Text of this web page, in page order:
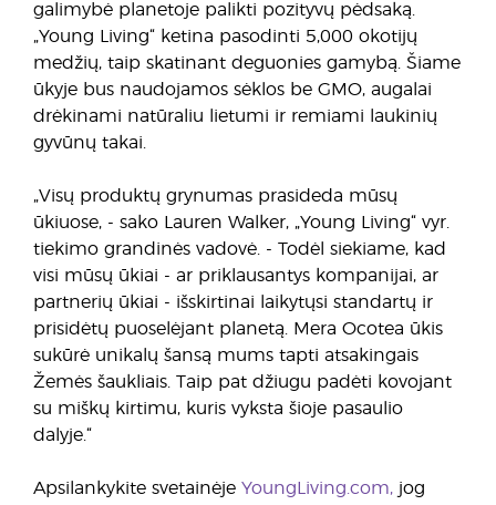
galimybė planetoje palikti pozityvų pėdsaką.
„Young Living“ ketina pasodinti 5,000 okotijų
medžių, taip skatinant deguonies gamybą. Šiame
ūkyje bus naudojamos sėklos be GMO, augalai
drėkinami natūraliu lietumi ir remiami laukinių
gyvūnų takai.
„Visų produktų grynumas prasideda mūsų
ūkiuose, - sako Lauren Walker, „Young Living“ vyr.
tiekimo grandinės vadovė. - Todėl siekiame, kad
visi mūsų ūkiai - ar priklausantys kompanijai, ar
partnerių ūkiai - išskirtinai laikytųsi standartų ir
prisidėtų puoselėjant planetą. Mera Ocotea ūkis
sukūrė unikalų šansą mums tapti atsakingais
Žemės šaukliais. Taip pat džiugu padėti kovojant
su miškų kirtimu, kuris vyksta šioje pasaulio
dalyje.“
Apsilankykite svetainėje YoungLiving.com, jog